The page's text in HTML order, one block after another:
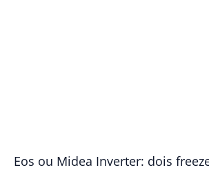
Eos ou Midea Inverter: dois